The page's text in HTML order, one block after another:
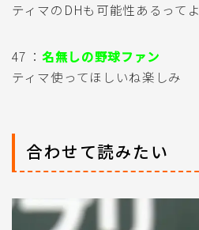
ティマのDHも可能性あるってよ
47 ： 名無しの野球ファン
ティマ使ってほしいね楽しみ
合わせて読みたい